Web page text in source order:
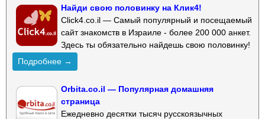
Найди свою половинку на Клик4!
Click4.co.il — Самый популярный и посещаемый
сайт знакомств в Израиле - более 200 000 анкет.
Здесь ты обязательно найдешь свою половинку!
Подробнее →
Orbita.co.il — Популярная домашняя
страница
Ежедневно десятки тысяч русскоязычных